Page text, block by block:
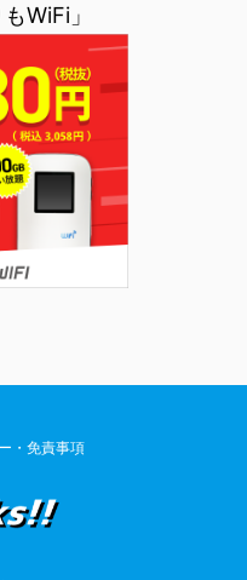
WiFi」
・免責事項